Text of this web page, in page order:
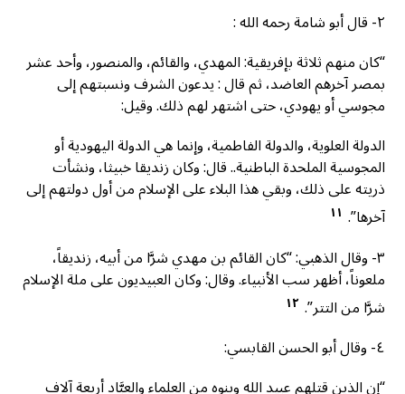
۲- قال أبو شامة رحمه الله :
“كان منهم ثلاثة بإفريقية: المهدي، والقائم، والمنصور، وأحد عشر
بمصر آخرهم العاضد، ثم قال : يدعون الشرف ونسبتهم إلى
مجوسي أو يهودي، حتى اشتهر لهم ذلك. وقيل:
الدولة العلوية، والدولة الفاطمية، وإنما هي الدولة اليهودية أو
المجوسية الملحدة الباطنية.. قال: وكان زندیقا خبيثا، ونشأت
ذريته على ذلك، وبقي هذا البلاء على الإسلام من أول دولتهم إلى
آخرها”. ١١
٣- وقال الذهبي: “كان القائم بن مهدي شرَّا من أبيه، زنديقاً،
ملعوناً، أظهر سب الأنبياء. وقال: وكان العبيديون على ملة الإسلام
شرَّا من التتر”. ١٢
٤- وقال أبو الحسن القابسي:
“إن الذين قتلهم عبيد الله وبنوه من العلماء والعبَّاد أربعة آلاف